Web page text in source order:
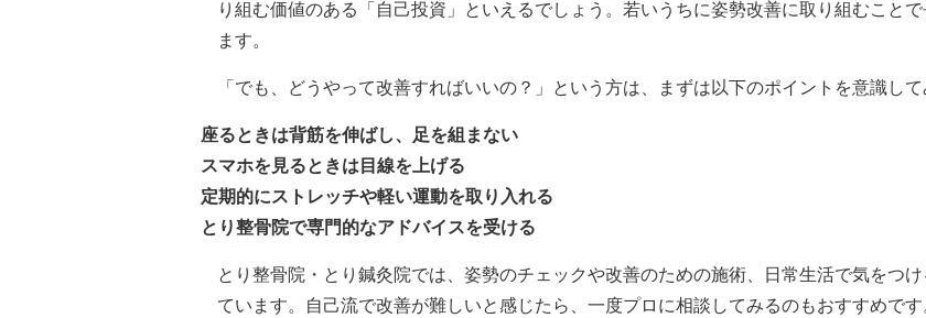
り組む価値のある「自己投資」といえるでしょう。若いうちに姿勢改善に取り組むこと
ます。
「でも、どうやって改善すればいいの？」という方は、まずは以下のポイントを意識して
座るときは背筋を伸ばし、足を組まない
スマホを見るときは目線を上げる
定期的にストレッチや軽い運動を取り入れる
とり整骨院で専門的なアドバイスを受ける
とり整骨院・とり鍼灸院では、姿勢のチェックや改善のための施術、日常生活で気をつ
ています。自己流で改善が難しいと感じたら、一度プロに相談してみるのもおすすめです